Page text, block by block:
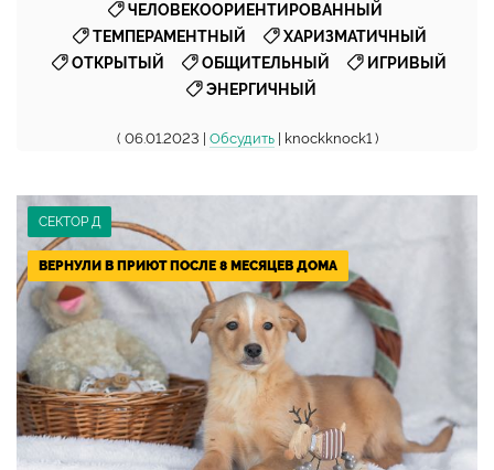
ЧЕЛОВЕКООРИЕНТИРОВАННЫЙ
ТЕМПЕРАМЕНТНЫЙ ХАРИЗМАТИЧНЫЙ
ОТКРЫТЫЙ ОБЩИТЕЛЬНЫЙ ИГРИВЫЙ
ЭНЕРГИЧНЫЙ
( 06.01.2023 | Обсудить| knockknock1 )
СЕКТОР Д
ВЕРНУЛИ В ПРИЮТ ПОСЛЕ 8 МЕСЯЦЕВ ДОМА